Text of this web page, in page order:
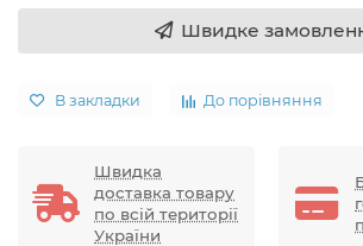
Швидке
В закладки До порівняння
Швидка
доставка товару
по всій території
України